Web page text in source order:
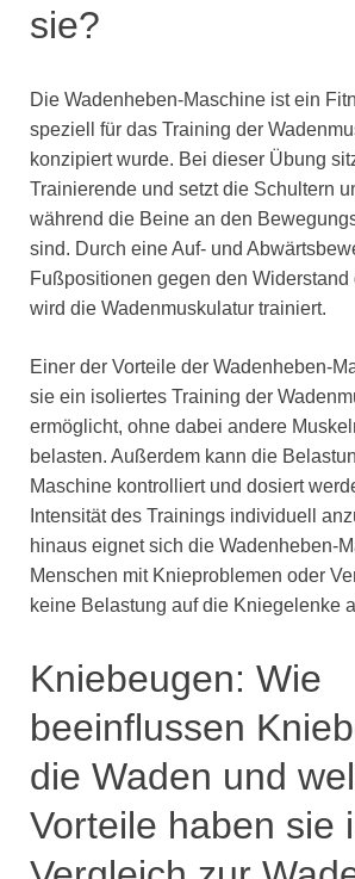
sie?
Die Wadenheben-Maschine ist ein
speziell für das Training der
konzipiert wurde. Bei dieser Übung
Trainierende und setzt die Schultern
während die Beine an den
sind. Durch eine Auf- und
Fußpositionen gegen den Widerstand
wird die Wadenmuskulatur trainiert.
Einer der Vorteile der Wadenheben-
sie ein isoliertes Training der
ermöglicht, ohne dabei andere
belasten. Außerdem kann die
Maschine kontrolliert und dosiert
Intensität des Trainings individuell
hinaus eignet sich die Wadenheben-
Menschen mit Knieproblemen oder
keine Belastung auf die Kniegelenke
Kniebeugen: Wie
beeinflussen
die Waden und
Vorteile haben sie